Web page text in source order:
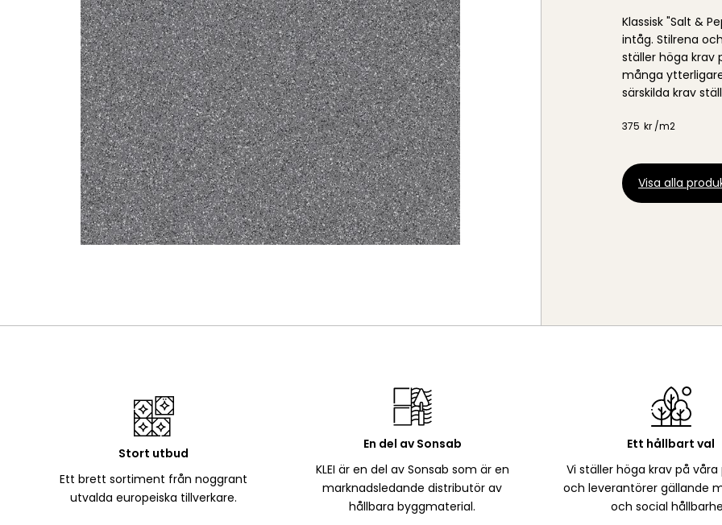
Klassisk "Salt &
intåg. Stilrena
ställer höga krav
många
särskilda krav
375 kr /m2
Visa alla
Stort utbud
Ett brett sortiment från noggrant
utvalda europeiska tillverkare.
En del av Sonsab
KLEI är en del av Sonsab som är en
marknadsledande distributör av
hållbara byggmaterial.
Ett hållbart val
Vi ställer höga krav på
och leverantörer gällande
och social